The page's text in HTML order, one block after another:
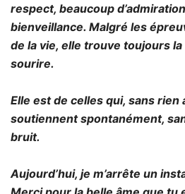
respect, beaucoup
bienveillance. Malgré les
de la vie, elle trouve toujours
sourire.
Elle est de celles qui, sans
soutiennent spontanément,
bruit.
Aujourd’hui, je m’arrête un